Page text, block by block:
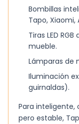
Bombillas
Tapo, Xiaomi,
Tiras LED
mueble.
Lámparas de
Iluminación
guirnaldas).
Para inteligente,
pero estable,